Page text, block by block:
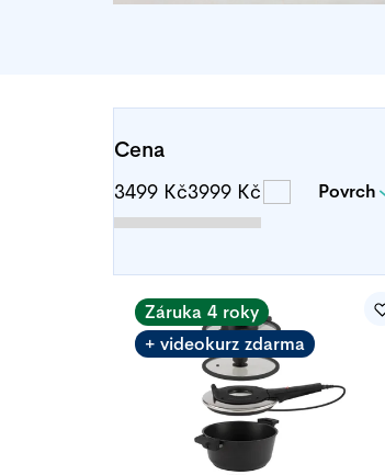
Cena
3499 Kč3999 Kč Povrch
Záruka 4 roky
+ videokurz zdarma